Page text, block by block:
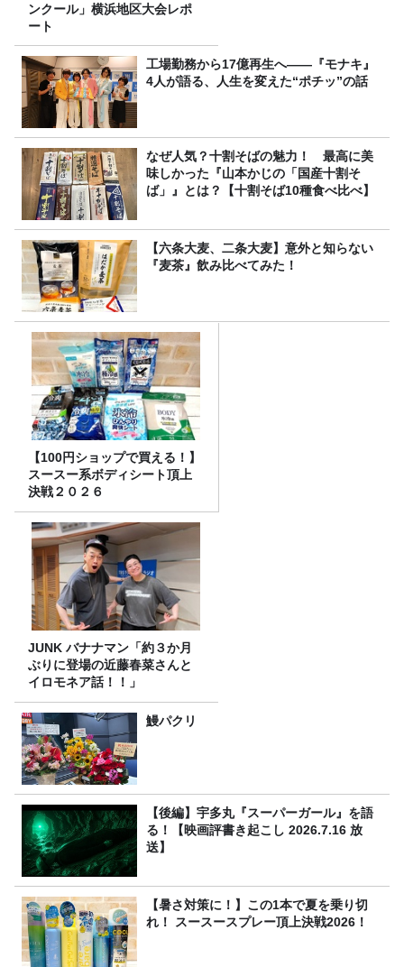
ンクール」横浜地区大会レポ
ート
工場勤務から17億再生へ——『モナキ』
4人が語る、人生を変えた“ポチッ”の話
なぜ人気？十割そばの魅力！ 最高に美
味しかった『山本かじの「国産十割そ
ば」』とは？【十割そば10種食べ比べ】
【六条大麦、二条大麦】意外と知らない
『麦茶』飲み比べてみた！
【100円ショップで買える！】
スースー系ボディシート頂上
決戦２０２６
JUNK バナナマン「約３か月
ぶりに登場の近藤春菜さんと
イロモネア話！！」
鰻パクリ
【後編】宇多丸『スーパーガール』を語
る！【映画評書き起こし 2026.7.16 放
送】
【暑さ対策に！】この1本で夏を乗り切
れ！ スースースプレー頂上決戦2026！